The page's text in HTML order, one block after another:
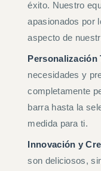
éxito. Nuestro
apasionados por
aspecto de
Personalización
necesidades y
completamente
barra hasta la
medida para ti.
Innovación y
son deliciosos,